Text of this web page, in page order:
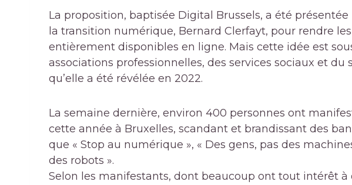
La proposition, baptisée Digital Brussels, a été
la transition numérique, Bernard Clerfayt, pour rendre
entièrement disponibles en ligne. Mais cette idée est
associations professionnelles, des services sociaux et du
qu’elle a été révélée en 2022.
La semaine dernière, environ 400 personnes ont
cette année à Bruxelles, scandant et brandissant des
que « Stop au numérique », « Des gens, pas des
des robots ».
Selon les manifestants, dont beaucoup ont tout intérêt à